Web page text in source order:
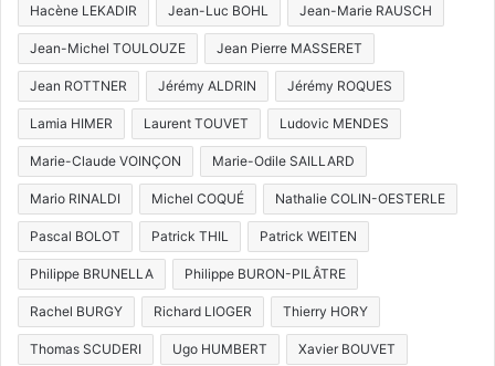
Hacène LEKADIR Jean-Luc BOHL Jean-Marie RAUSCH
Jean-Michel TOULOUZE Jean Pierre MASSERET
Jean ROTTNER Jérémy ALDRIN Jérémy ROQUES
Lamia HIMER Laurent TOUVET Ludovic MENDES
Marie-Claude VOINÇON Marie-Odile SAILLARD
Mario RINALDI Michel COQUÉ Nathalie COLIN-OESTERLE
Pascal BOLOT Patrick THIL Patrick WEITEN
Philippe BRUNELLA Philippe BURON-PILÂTRE
Rachel BURGY Richard LIOGER Thierry HORY
Thomas SCUDERI Ugo HUMBERT Xavier BOUVET